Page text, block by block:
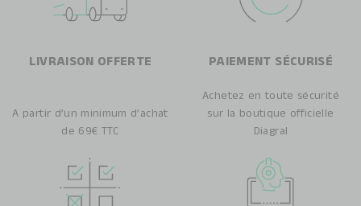
LIVRAISON OFFERTE
A partir d’un minimum d’achat
de 69€ TTC
PAIEMENT SÉCURISÉ
Achetez en toute sécurité
sur la boutique officielle
Diagral